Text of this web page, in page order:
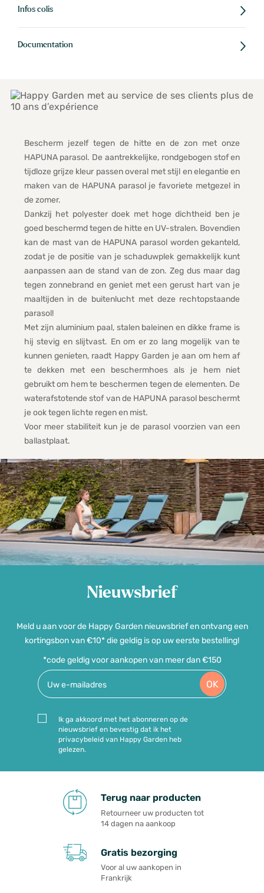
Infos colis
Documentation
Bescherm jezelf tegen de hitte en de zon met onze
HAPUNA parasol. De aantrekkelijke, rondgebogen stof en
tijdloze grijze kleur passen overal met stijl en elegantie en
maken van de HAPUNA parasol je favoriete metgezel in
de zomer.
Dankzij het polyester doek met hoge dichtheid ben je
goed beschermd tegen de hitte en UV-stralen. Bovendien
kan de mast van de HAPUNA parasol worden gekanteld,
zodat je de positie van je schaduwplek gemakkelijk kunt
aanpassen aan de stand van de zon. Zeg dus maar dag
tegen zonnebrand en geniet met een gerust hart van je
maaltijden in de buitenlucht met deze rechtopstaande
parasol!
Met zijn aluminium paal, stalen baleinen en dikke frame is
hij stevig en slijtvast. En om er zo lang mogelijk van te
kunnen genieten, raadt Happy Garden je aan om hem af
te dekken met een beschermhoes als je hem niet
gebruikt om hem te beschermen tegen de elementen. De
waterafstotende stof van de HAPUNA parasol beschermt
je ook tegen lichte regen en mist.
Voor meer stabiliteit kun je de parasol voorzien van een
ballastplaat.
Nieuwsbrief
Meld u aan voor de Happy Garden nieuwsbrief en ontvang een
kortingsbon van €10* die geldig is op uw eerste bestelling!
*code geldig voor aankopen van meer dan €150
OK
Ik ga akkoord met het abonneren op de
nieuwsbrief en bevestig dat ik het
privacybeleid van Happy Garden heb
gelezen.
Terug naar producten
Retourneer uw producten tot
14 dagen na aankoop
Gratis bezorging
Voor al uw aankopen in
Frankrijk